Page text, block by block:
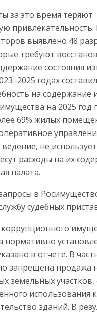
за это время теряют
привлекательность.
выявлено 48
требуют
состояния
годах
на содержание
на 2025
69% жилых
не
расходы на их
палата.
в
судебных
нормативно
в отчете. В
запрещена продажа
земельных
использования
зданий. В